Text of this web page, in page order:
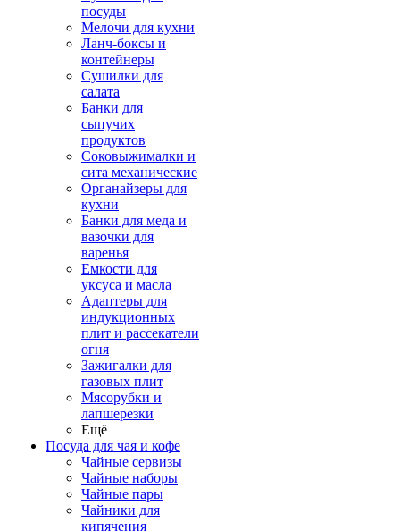
посуды
Мелочи для кухни
Ланч-боксы и
контейнеры
Сушилки для
салата
Банки для
сыпучих
продуктов
Соковыжималки и
сита механические
Органайзеры для
кухни
Банки для меда и
вазочки для
варенья
Емкости для
уксуса и масла
Адаптеры для
индукционных
плит и рассекатели
огня
Зажигалки для
газовых плит
Мясорубки и
лапшерезки
Ещё
Посуда для чая и кофе
Чайные сервизы
Чайные наборы
Чайные пары
Чайники для
кипячения